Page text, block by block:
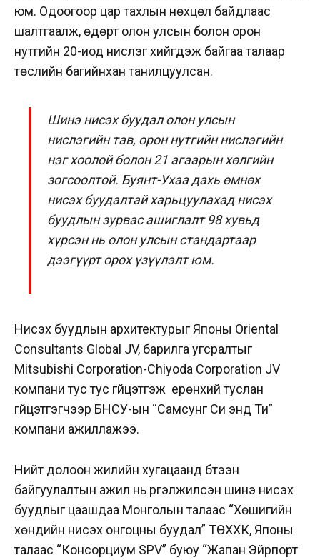
юм. Одоогоор цар тахлын нөхцөл байдлаас
шалтгаалж, өдөрт олон улсын болон орон
нутгийн 20-иод нислэг хийгдэж байгаа талаар
төслийн багийнхан танилцуулсан.
Шинэ нисэх буудал олон улсын
нислэгийн тав, орон нутгийн нислэгийн
нэг хоолой болон 21 агаарын хөлгийн
зогсоолтой. Буянт-Ухаа дахь өмнөх
нисэх буудалтай харьцуулахад нисэх
буудлын зурвас ашиглалт 98 хувьд
хүрсэн нь олон улсын стандартаар
дээгүүрт орох үзүүлэлт юм.
Нисэх буудлын архитектурыг Японы Oriental
Consultants Global JV, барилга угсралтыг
Mitsubishi Corporation-Chiyoda Corporation JV
компани тус тус гүйцэтгэж ерөнхий туслан
гүйцэтгэгчээр БНСУ-ын “Самсунг Си энд Ти”
компани ажиллажээ.
Нийт долоон жилийн хугацаанд бүтээн
байгуулалтын ажил нь үргэлжилсэн шинэ нисэх
буудлыг цаашдаа Монголын талаас “Хөшигийн
хөндийн нисэх онгоцны буудал” ТӨХХК, Японы
талаас “Консорциум SPV” буюу “Жапан Эйрпорт